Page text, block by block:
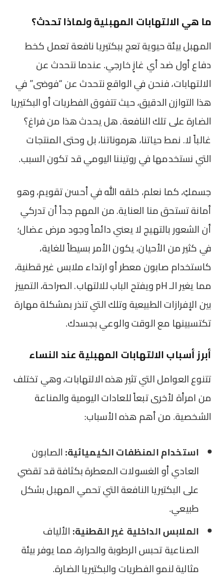
ما هي الالتهابات المهبلية ولماذا تحدث؟
المهبل بيئة حيوية تعج ببكتيريا نافعة تعمل كخط
دفاع أول ضد أي غازٍ خارجي. عندما نتحدث عن
الالتهابات، فنحن في الواقع نتحدث عن “فوضى” في
هذا التوازن الدقيق، حيث تتفوق الفطريات أو البكتيريا
الضارة على تلك النافعة. هل يحدث هذا من فراغ؟
غالباً لا. نمط حياتنا، هرموناتنا، بل وحتى المنتجات
التي نستخدمها في روتيننا اليومي قد تكون السبب.
جسمكِ، كما نعلم، خلقه الله في أحسن تقويم، وهو
أمانة تستحق منا العناية. من المهم جداً أن تدركي
أن الشعور بالتهيج لا يعني دائماً وجود مرض عضال؛
في كثير من الأحيان، يكون الأمر بسيطاً للغاية،
كاستخدام صابون معطر أو ارتداء ملابس غير قطنية،
مما يغير الـ pH ويفتح الباب للالتهاب. الصراحة، التمييز
بين الإفرازات الطبيعية وتلك التي تنذر بمشكلة مهارة
تكتسبينها مع الوقت والوعي بجسدك.
أبرز أسباب الالتهابات المهبلية عند النساء
تتنوع العوامل التي تثير هذه الالتهابات، وهي تختلف
من امرأة لأخرى تبعاً للعادات اليومية والمناعة
الشخصية. من أهم هذه الأسباب:
استخدام المنظفات الكيميائية:الصابون
العادي أو الغسولات المعطرة بكثافة قد تقضي
على البكتيريا النافعة التي تحمي المهبل بشكل
طبيعي.
الملابس الداخلية غير القطنية:الألياف
الصناعية تحبس الرطوبة والحرارة، مما يوفر بيئة
مثالية لنمو الفطريات والبكتيريا الضارة.